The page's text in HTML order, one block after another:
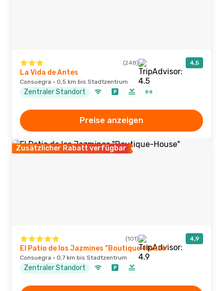
(248) 4,5
La Vida de Antes
Consuegra · 0,5 km bis Stadtzentrum
Zentraler Standort
Preise anzeigen
Zusätzlicher Rabatt verfügbar
(101) 4,9
El Patio de los Jazmines "Boutique-House"
Consuegra · 0,7 km bis Stadtzentrum
Zentraler Standort